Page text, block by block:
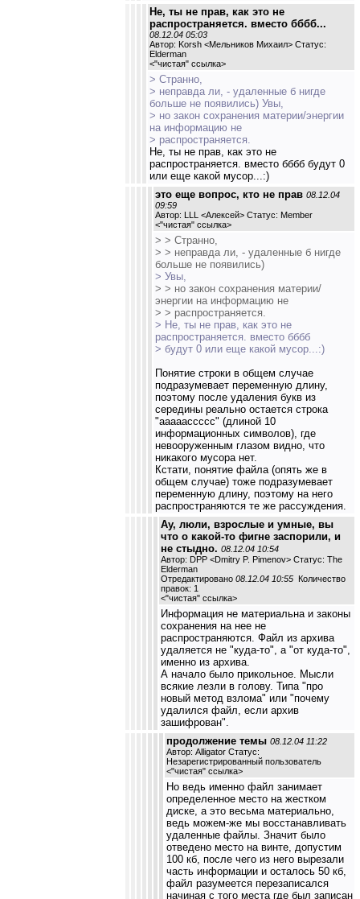
Не, ты не прав, как это не
распространяется. вместо бббб...
08.12.04 05:03
Автор: Korsh <Мельников Михаил> Статус:
Elderman
<"чистая" ссылка>
> Странно,
> неправда ли, - удаленные б нигде
больше не появились) Увы,
> но закон сохранения материи/энергии
на информацию не
> распространяется.
Не, ты не прав, как это не
распространяется. вместо бббб будут 0
или еще какой мусор...:)
это еще вопрос, кто не прав 08.12.04
09:59
Автор: LLL <Алексей> Статус: Member
<"чистая" ссылка>
> > Странно,
> > неправда ли, - удаленные б нигде
больше не появились)
> Увы,
> > но закон сохранения материи/
энергии на информацию не
> > распространяется.
> Не, ты не прав, как это не
распространяется. вместо бббб
> будут 0 или еще какой мусор...:)
Понятие строки в общем случае
подразумевает переменную длину,
поэтому после удаления букв из
середины реально остается строка
"aaaaaccccc" (длиной 10
информационных символов), где
невооруженным глазом видно, что
никакого мусора нет.
Кстати, понятие файла (опять же в
общем случае) тоже подразумевает
переменную длину, поэтому на него
распространяются те же рассуждения.
Ау, люли, взрослые и умные, вы
что о какой-то фигне заспорили, и
не стыдно. 08.12.04 10:54
Автор: DPP <Dmitry P. Pimenov> Статус: The
Elderman
Отредактировано 08.12.04 10:55 Количество
правок: 1
<"чистая" ссылка>
Информация не материальна и законы
сохранения на нее не
распространяются. Файл из архива
удаляется не "куда-то", а "от куда-то",
именно из архива.
А начало было прикольное. Мысли
всякие лезли в голову. Типа "про
новый метод взлома" или "почему
удалился файл, если архив
зашифрован".
продолжение темы 08.12.04 11:22
Автор: Alligator Статус:
Незарегистрированный пользователь
<"чистая" ссылка>
Но ведь именно файл занимает
определенное место на жестком
диске, а это весьма материально,
ведь можем-же мы восстанавливать
удаленные файлы. Значит было
отведено место на винте, допустим
100 кб, после чего из него вырезали
часть информации и осталось 50 кб,
файл разумеется перезаписался
начиная с того места где был записан